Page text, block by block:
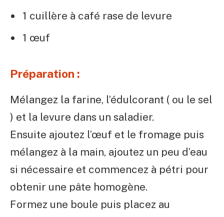
1 cuillère à café rase de levure
1 œuf
Préparation :
Mélangez la farine, l’édulcorant ( ou le sel
) et la levure dans un saladier.
Ensuite ajoutez l’œuf et le fromage puis
mélangez à la main, ajoutez un peu d’eau
si nécessaire et commencez à pétri pour
obtenir une pâte homogène.
Formez une boule puis placez au